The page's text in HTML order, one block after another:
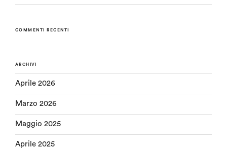
COMMENTI RECENTI
ARCHIVI
Aprile 2026
Marzo 2026
Maggio 2025
Aprile 2025